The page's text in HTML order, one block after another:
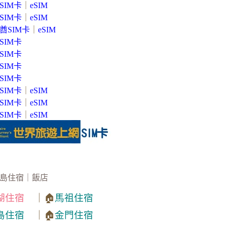
卡｜ eSIM
卡｜ eSIM
SIM卡｜ eSIM
卡
卡
卡
卡
卡｜ eSIM
卡｜ eSIM
卡｜ eSIM
住宿｜飯店
住宿 ｜🏠馬祖住宿
住宿
｜🏠金門住宿